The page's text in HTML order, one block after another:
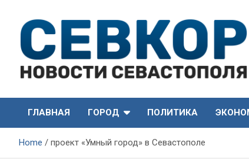
content
СевКор — Новости
Севастополя
Севастополя
ГЛАВНАЯ
ГОРОД ПОЛИТИКА
Home проект «Умный город» в Севастополе